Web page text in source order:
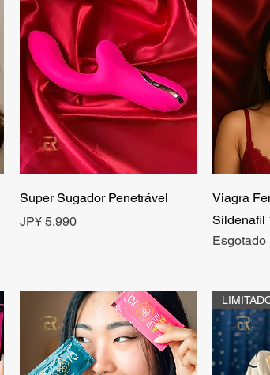
Visualização rápida
Super Sugador Penetrável
Preço
JP¥ 5.990
Viagra
Sildenafil
Esgotado